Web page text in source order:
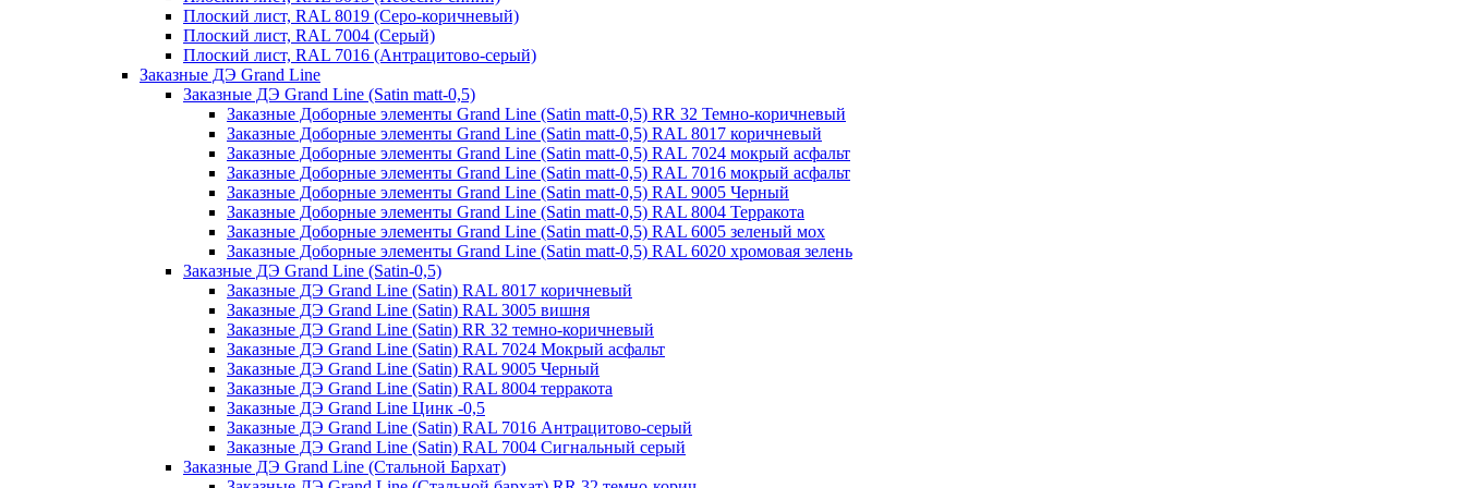
Плоский лист, RAL 8019 (Серо-коричневый)
Плоский лист, RAL 7004 (Серый)
Плоский лист, RAL 7016 (Антрацитово-серый)
Заказные ДЭ Grand Line
Заказные ДЭ Grand Line (Satin matt-0,5)
Заказные Доборные элементы Grand Line (Satin matt-0,5) RR 32 Темно-коричневый
Заказные Доборные элементы Grand Line (Satin matt-0,5) RAL 8017 коричневый
Заказные Доборные элементы Grand Line (Satin matt-0,5) RAL 7024 мокрый асфальт
Заказные Доборные элементы Grand Line (Satin matt-0,5) RAL 7016 мокрый асфальт
Заказные Доборные элементы Grand Line (Satin matt-0,5) RAL 9005 Черный
Заказные Доборные элементы Grand Line (Satin matt-0,5) RAL 8004 Терракота
Заказные Доборные элементы Grand Line (Satin matt-0,5) RAL 6005 зеленый мох
Заказные Доборные элементы Grand Line (Satin matt-0,5) RAL 6020 хромовая зелень
Заказные ДЭ Grand Line (Satin-0,5)
Заказные ДЭ Grand Line (Satin) RAL 8017 коричневый
Заказные ДЭ Grand Line (Satin) RAL 3005 вишня
Заказные ДЭ Grand Line (Satin) RR 32 темно-коричневый
Заказные ДЭ Grand Line (Satin) RAL 7024 Мокрый асфальт
Заказные ДЭ Grand Line (Satin) RAL 9005 Черный
Заказные ДЭ Grand Line (Satin) RAL 8004 терракота
Заказные ДЭ Grand Line Цинк -0,5
Заказные ДЭ Grand Line (Satin) RAL 7016 Антрацитово-серый
Заказные ДЭ Grand Line (Satin) RAL 7004 Сигнальный серый
Заказные ДЭ Grand Line (Стальной Бархат)